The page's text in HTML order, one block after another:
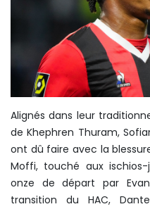
Alignés dans leur
de Khephren Thuram,
ont dû faire avec la
Moffi, touché aux
onze de départ par
transition du HAC,